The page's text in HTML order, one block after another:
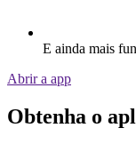
E ainda mais
Abrir a app
Obtenha o